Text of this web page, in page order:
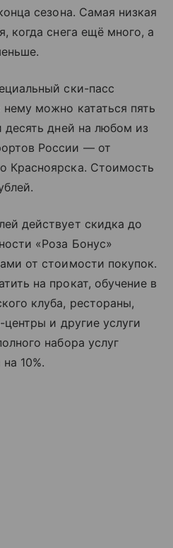
сезона. Самая низкая
когда снега ещё много, а
ски-пасс
можно кататься пять
десять дней на любом из
России — от
Красноярска. Стоимость
действует скидка до
«Роза Бонус»
от стоимости покупок.
на прокат, обучение в
клуба, рестораны,
центры и другие услуги
набора услуг
10%.